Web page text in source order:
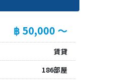
฿ 50,000 ～
賃貸
186部屋